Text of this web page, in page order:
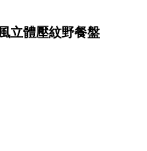
立體壓紋野餐盤